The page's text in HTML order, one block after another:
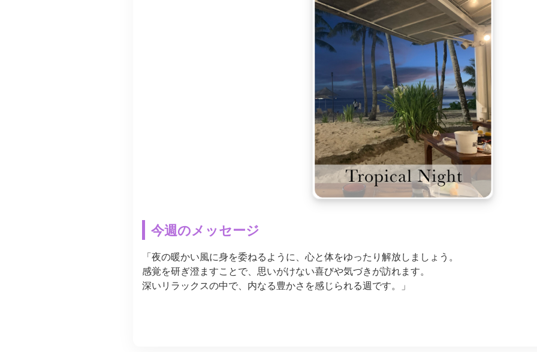
今週のメッセージ
「夜の暖かい風に身を委ねるように、心と体をゆったり解放しましょう。
感覚を研ぎ澄ますことで、思いがけない喜びや気づきが訪れます。
深いリラックスの中で、内なる豊かさを感じられる週です。」